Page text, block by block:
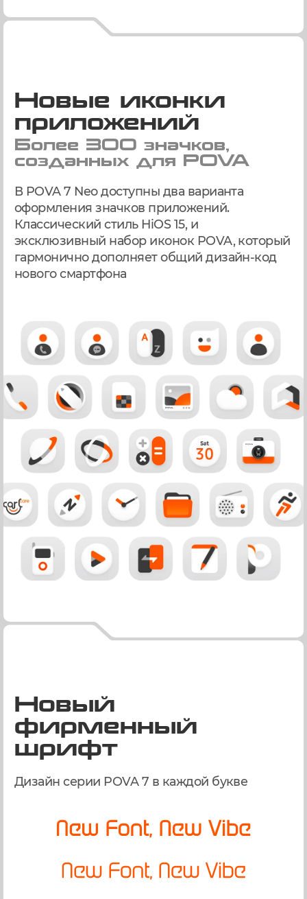
Новые иконки
приложений
Более 300 значков,
созданных для POVA
В POVA 7 Neo доступны два варианта
оформления значков приложений.
Классический стиль HiOS 15, и
эксклюзивный набор иконок POVA, который
гармонично дополняет общий дизайн-код
нового смартфона
Новый
фирменный
шрифт
Дизайн серии POVA 7 в каждой букве